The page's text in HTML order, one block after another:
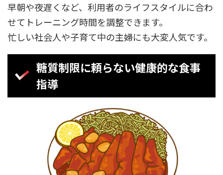
早朝や夜遅くなど、利用者のライフスタイルに合わ
せてトレーニング時間を調整できます。
忙しい社会人や子育て中の主婦にも大変人気です。
糖質制限に頼らない健康的な食事
指導